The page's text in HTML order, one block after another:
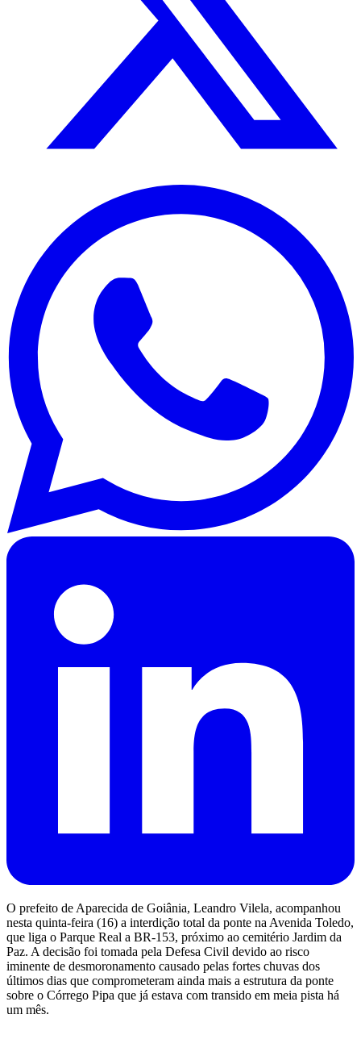
O prefeito de Aparecida de Goiânia, Leandro Vilela, acompanhou
nesta quinta-feira (16) a interdição total da ponte na Avenida Toledo,
que liga o Parque Real a BR-153, próximo ao cemitério Jardim da
Paz. A decisão foi tomada pela Defesa Civil devido ao risco
iminente de desmoronamento causado pelas fortes chuvas dos
últimos dias que comprometeram ainda mais a estrutura da ponte
sobre o Córrego Pipa que já estava com transido em meia pista há
um mês.